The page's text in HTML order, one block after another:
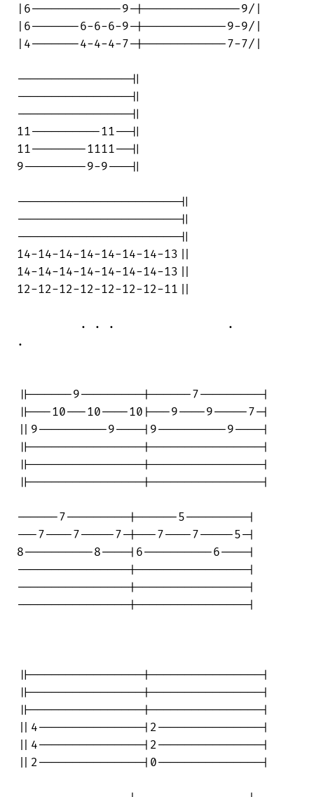
|6-------------9-|--------------9/|
|6-------6-6-6-9-|------------9-9/|
|4-------4-4-4-7-|------------7-7/|
----------------||
----------------||
----------------||
11----------11--||
11--------1111--||
9---------9-9---||
-----------------------||
-----------------------||
-----------------------||
14-14-14-14-14-14-14-13||
14-14-14-14-14-14-14-13||
12-12-12-12-12-12-12-11||
         . . .                .
.
||------9---------|------7---------|
||---10---10----10|---9----9-----7-|
||9----------9----|9----------9----|
||----------------|----------------|
||----------------|----------------|
||----------------|----------------|
------7---------|------5---------|
---7----7-----7-|---7----7-----5-|
8----------8----|6----------6----|
----------------|----------------|
----------------|----------------|
----------------|----------------|
||----------------|----------------|
||----------------|----------------|
||----------------|----------------|
||4---------------|2---------------|
||4---------------|2---------------|
||2---------------|0---------------|